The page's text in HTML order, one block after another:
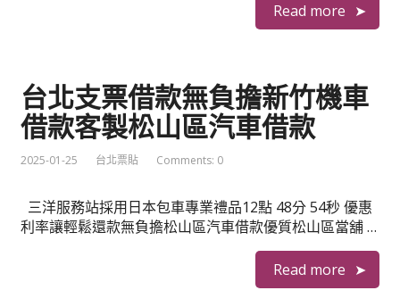
Read more
台北支票借款無負擔新竹機車
借款客製松山區汽車借款
2025-01-25 台北票貼 Comments: 0
三洋服務站採用日本包車專業禮品12點 48分 54秒 優惠
利率讓輕鬆還款無負擔松山區汽車借款優質松山區當舖 …
Read more